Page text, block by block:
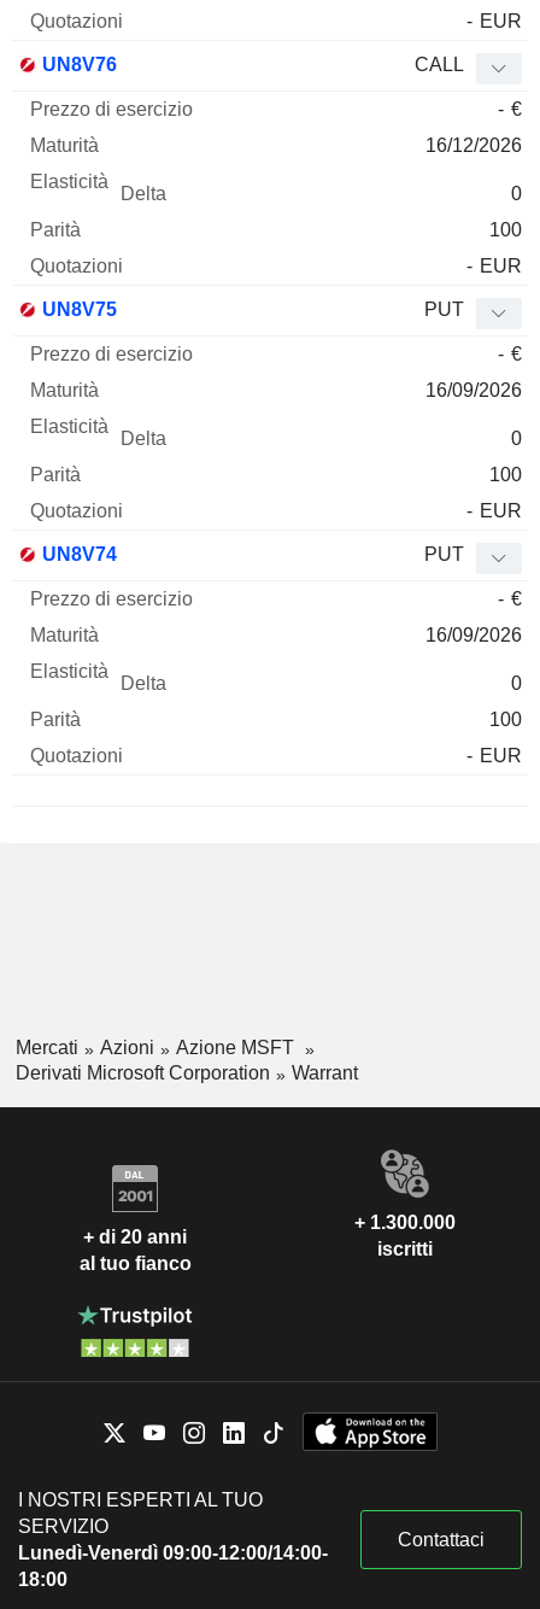
- EUR
UN8V76 CALL
- €
16/12/2026
0
100
- EUR
UN8V75 PUT
- €
16/09/2026
0
100
- EUR
UN8V74 PUT
- €
16/09/2026
0
100
- EUR
Mercati Azioni
Azione MSFT
Derivati Microsoft Corporation
Warrant
+ di 20 anni
al tuo fianco
+ 1.300.000
iscritti
I NOSTRI ESPERTI AL TUO
SERVIZIO
Lunedì-Venerdì 09:00-12:00/14:00-
18:00
Contattaci